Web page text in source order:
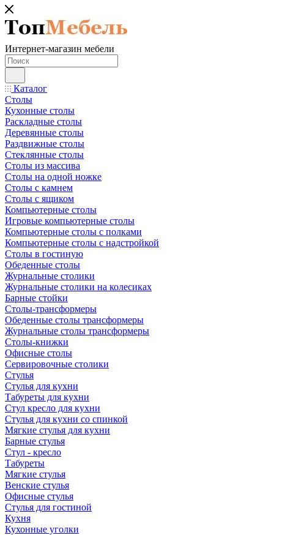
Интернет-магазин мебели
Каталог
Столы
Кухонные столы
Раскладные столы
Деревянные столы
Раздвижные столы
Стеклянные столы
Столы из массива
Столы на одной ножке
Столы с камнем
Столы с ящиком
Компьютерные столы
Игровые компьютерные столы
Компьютерные столы с полками
Компьютерные столы с надстройкой
Столы в гостиную
Обеденные столы
Журнальные столики
Журнальные столики на колесиках
Барные стойки
Столы-трансформеры
Обеденные столы трансформеры
Журнальные столы трансформеры
Столы-книжки
Офисные столы
Сервировочные столики
Стулья
Стулья для кухни
Табуреты для кухни
Стул кресло для кухни
Стулья для кухни со спинкой
Мягкие стулья для кухни
Барные стулья
Стул - кресло
Табуреты
Мягкие стулья
Венские стулья
Офисные стулья
Стулья для гостиной
Кухня
Кухонные уголки